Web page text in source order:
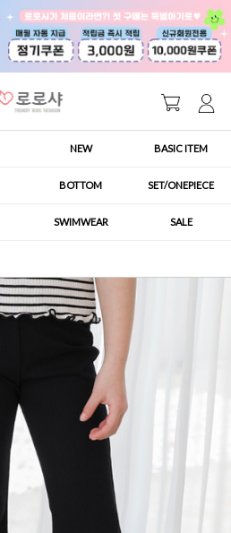
NEW BASIC ITEM
BOTTOM SET/ONEPIECE
SWIMWEAR SALE